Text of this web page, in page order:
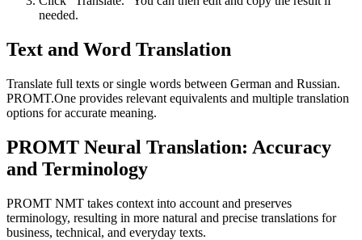
needed.
Text and Word Translation
Translate full texts or single words between German and Russian.
PROMT.One provides relevant equivalents and multiple translation
options for accurate meaning.
PROMT Neural Translation: Accuracy
and Terminology
PROMT NMT takes context into account and preserves
terminology, resulting in more natural and precise translations for
business, technical, and everyday texts.